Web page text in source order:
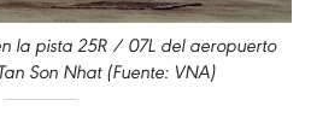
la pista 25R / 07L del aeropuerto
Son Nhat (Fuente: VNA)